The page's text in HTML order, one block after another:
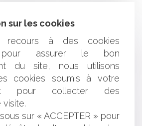
présent dans 610 villes
17 pays.
également avec de
correspondants à travers
donner aux sociétés, aux
autorités publiques et aux
sur les cookies
recours à des cookies
pour assurer le bon
du site, nous utilisons
cookies soumis à votre
pour collecter des
sur « ACCEPTER » pour